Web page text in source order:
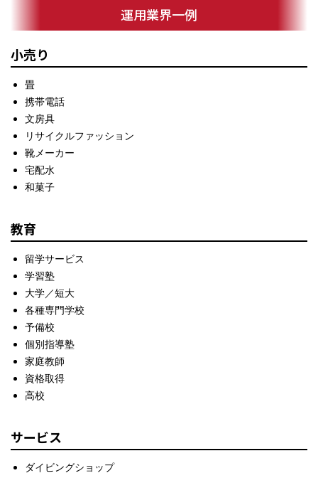
運用業界一例
小売り
畳
携帯電話
文房具
リサイクルファッション
靴メーカー
宅配水
和菓子
教育
留学サービス
学習塾
大学／短大
各種専門学校
予備校
個別指導塾
家庭教師
資格取得
高校
サービス
ダイビングショップ